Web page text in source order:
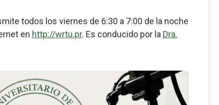
todos los viernes de 6:30 a 7:00 de la noche
en http://wrtu.pr. Es conducido por la Dra.